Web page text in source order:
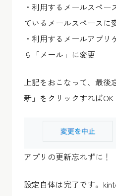
・利用するメールスペ
ているメールスペースに
・利用するメールアプ
ら「メール」に変更
上記をおこなって、最後
新」をクリックすればOK
アプリの更新忘れずに！
設定自体は完了です。